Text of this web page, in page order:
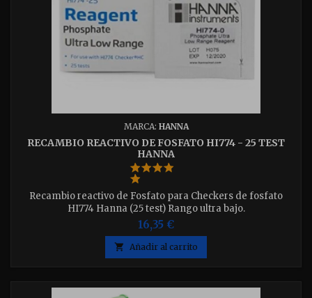
MARCA: HANNA
RECAMBIO REACTIVO DE FOSFATO HI774 - 25 TEST
HANNA
Recambio reactivo de Fosfato para Checkers de fosfato
HI774 Hanna (25 test) Rango ultra bajo.
16,35 €
 Añadir al carrito